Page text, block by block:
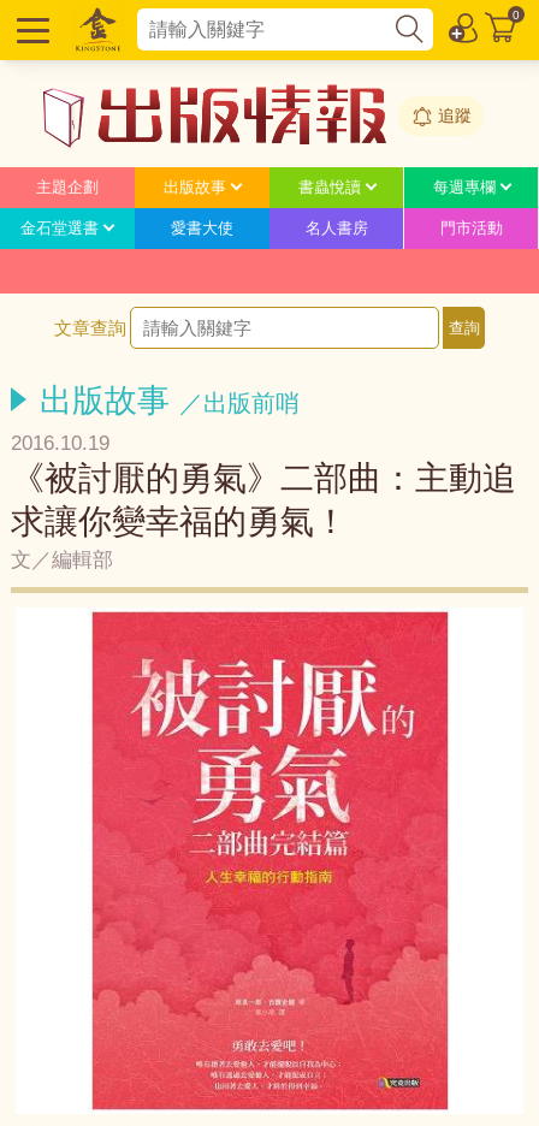
0
追蹤
主題企劃 出版故事 書蟲悅讀 每週專欄
金石堂選書 愛書大使 名人書房 門市活動
文章查詢
出版故事 ／出版前哨
2016.10.19
《被討厭的勇氣》二部曲：主動追
求讓你變幸福的勇氣！
文／編輯部